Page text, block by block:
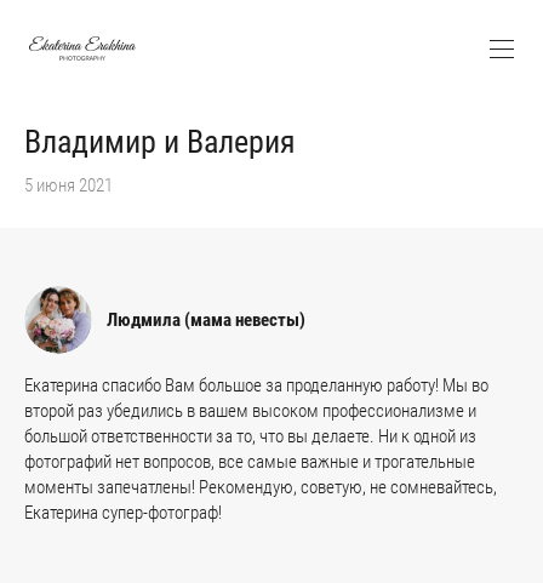
Владимир и Валерия
5 июня 2021
Людмила (мама невесты)
Екатерина спасибо Вам большое за проделанную работу! Мы во
второй раз убедились в вашем высоком профессионализме и
большой ответственности за то, что вы делаете. Ни к одной из
фотографий нет вопросов, все самые важные и трогательные
моменты запечатлены! Рекомендую, советую, не сомневайтесь,
Екатерина супер-фотограф!